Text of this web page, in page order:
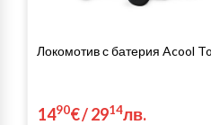
Локомотив с батерия Acool
1490€/2914лв.